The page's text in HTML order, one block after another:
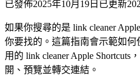
已發佈2025年10月19日 已更新
如果你搜尋的是 link cleaner
你要找的。這篇指南會示範如何
用的 link cleaner Apple
開、預覽並轉交連結。